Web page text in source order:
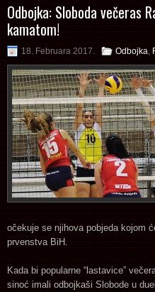
Odbojka: Sloboda večeras
kamatom!
18. Februara 2017. Odbojka
očekuje se njihova pobjeda kojom
prvenstva BiH.
Kada bi popularne “lastavice”
sinoć imali odbojkaši Slobode u